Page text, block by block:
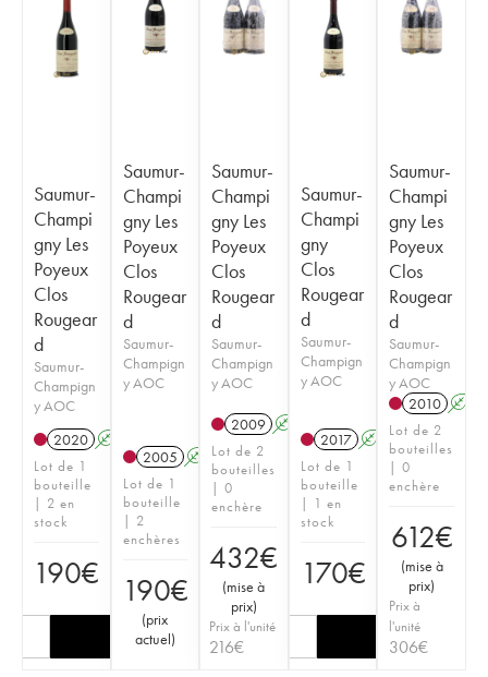
Saumur-
Champi
gny Les
Poyeux
Clos
Rougear
d
Saumur-
Champign
y AOC
2020 A
Lot de 1
bouteille
| 2 en
stock
190€
Saumur-
Champi
gny Les
Poyeux
Clos
Rougear
d
Saumur-
Champign
y AOC
2005 A
Lot de 1
bouteille
| 2
enchères
190€
(prix
actuel)
Saumur-
Champi
gny Les
Poyeux
Clos
Rougear
d
Saumur-
Champign
y AOC
2009 A
Lot de 2
bouteilles
| 0
enchère
432€
(mise à
prix)
Prix à l'unité
216€
Saumur-
Champi
gny
Clos
Rougear
d
Saumur-
Champign
y AOC
2017 A
Lot de 1
bouteille
| 1 en
stock
170€
Saumur-
Champi
gny Les
Poyeux
Clos
Rougear
d
Saumur-
Champign
y AOC
2010 A
Lot de 2
bouteilles
| 0
enchère
612€
(mise à
prix)
Prix à
l'unité
306€